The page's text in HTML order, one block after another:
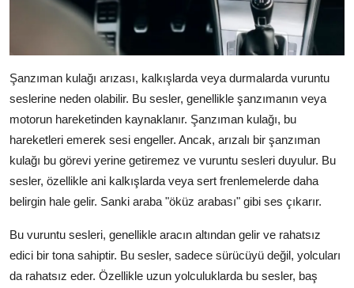
Şanzıman kulağı arızası, kalkışlarda veya durmalarda vuruntu
seslerine neden olabilir. Bu sesler, genellikle şanzımanın veya
motorun hareketinden kaynaklanır. Şanzıman kulağı, bu
hareketleri emerek sesi engeller. Ancak, arızalı bir şanzıman
kulağı bu görevi yerine getiremez ve vuruntu sesleri duyulur. Bu
sesler, özellikle ani kalkışlarda veya sert frenlemelerde daha
belirgin hale gelir. Sanki araba "öküz arabası" gibi ses çıkarır.
Bu vuruntu sesleri, genellikle aracın altından gelir ve rahatsız
edici bir tona sahiptir. Bu sesler, sadece sürücüyü değil, yolcuları
da rahatsız eder. Özellikle uzun yolculuklarda bu sesler, baş